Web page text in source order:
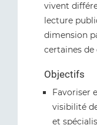
vivent
lecture
dimension
certaines de
Objectifs
Favoriser
visibilité
et